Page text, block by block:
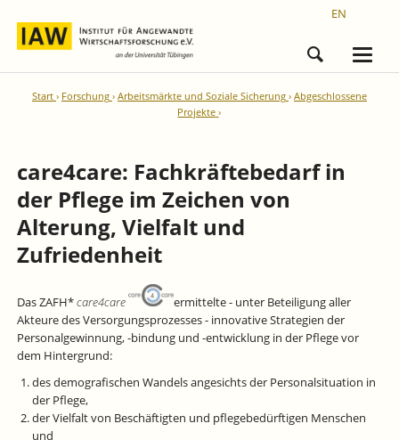
EN
Start Forschung Arbeitsmärkte und Soziale Sicherung
Abgeschlossene
Projekte
care4care: Fachkräftebedarf in
der Pflege im Zeichen von
Alterung, Vielfalt und
Zufriedenheit
Das ZAFH*care4care
ermittelte - unter Beteiligung aller
Akteure des Versorgungsprozesses - innovative Strategien der
Personalgewinnung, -bindung und -entwicklung in der Pflege vor
dem Hintergrund:
des demografischen Wandels angesichts der Personalsituation in
der Pflege,
der Vielfalt von Beschäftigten und pflegebedürftigen Menschen
und